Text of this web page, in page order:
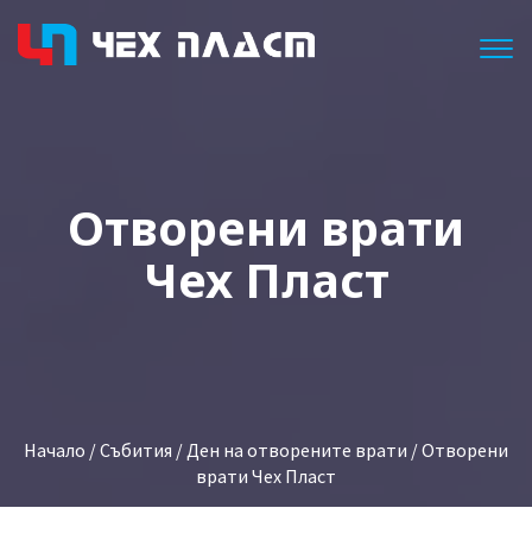
Отворени врати
Чех Пласт
Начало /Събития /Ден на отворените врати / Отворени
врати Чех Пласт